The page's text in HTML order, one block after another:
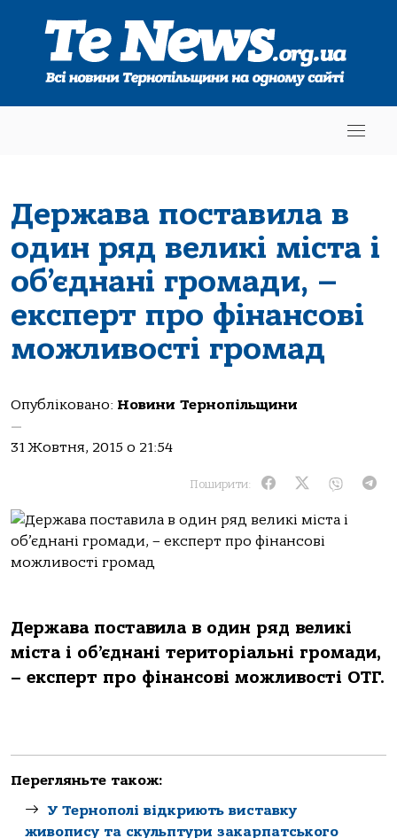
Держава поставила в
один ряд великі міста і
об’єднані громади, –
експерт про фінансові
можливості громад
Опубліковано: Новини Тернопільщини
—
31 Жовтня, 2015 о 21:54
Поширити:
Держава поставила в один ряд великі
міста і об’єднані територіальні громади,
– експерт про фінансові можливості ОТГ.
Перегляньте також:
У Тернополі відкриють виставку
живопису та скульптури закарпатського